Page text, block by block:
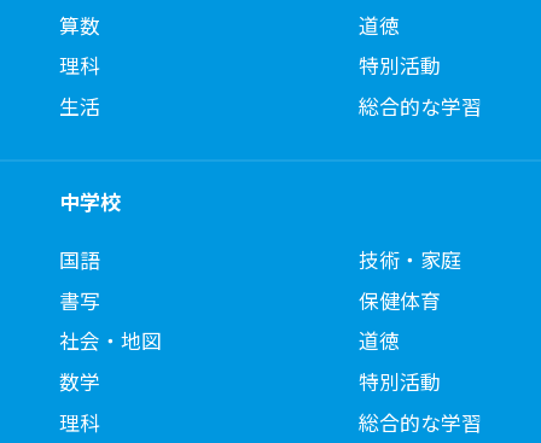
算数
理科
生活
道徳
特別活動
総合的な学習
中学校
国語
書写
社会・地図
数学
理科
技術・家庭
保健体育
道徳
特別活動
総合的な学習